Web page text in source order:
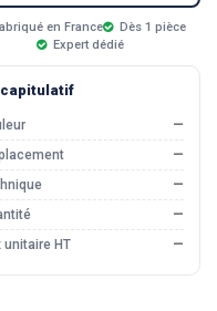
en France
Dès 1 pièce
Expert dédié
—
—
—
—
unitaire HT
—